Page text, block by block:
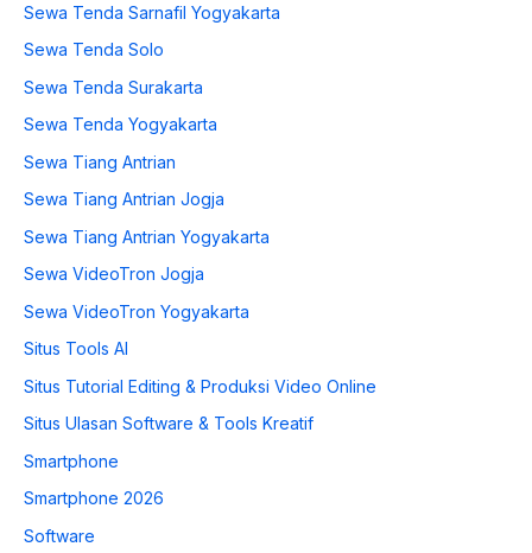
Sewa Tenda Sarnafil Yogyakarta
Sewa Tenda Solo
Sewa Tenda Surakarta
Sewa Tenda Yogyakarta
Sewa Tiang Antrian
Sewa Tiang Antrian Jogja
Sewa Tiang Antrian Yogyakarta
Sewa VideoTron Jogja
Sewa VideoTron Yogyakarta
Situs Tools AI
Situs Tutorial Editing & Produksi Video Online
Situs Ulasan Software & Tools Kreatif
Smartphone
Smartphone 2026
Software